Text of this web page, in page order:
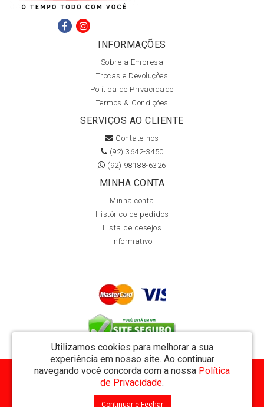
INFORMAÇÕES
Sobre a Empresa
Trocas e Devoluções
Política de Privacidade
Termos & Condições
SERVIÇOS AO CLIENTE
Contate-nos
(92) 3642-3450
(92) 98188-6326
MINHA CONTA
Minha conta
Histórico de pedidos
Lista de desejos
Informativo
Utilizamos cookies para melhorar a sua
experiência em nosso site. Ao continuar
navegando você concorda com a nossa Política
de Privacidade.
Continuar e Fechar
MVT Comércio de Representação de Livros Ltda - CNPJ: 11.162.894/0001-32
Rua Visconde de Utinga 234 - Parque das Laranjeiras - Manaus / AM - CEP: 69058-810